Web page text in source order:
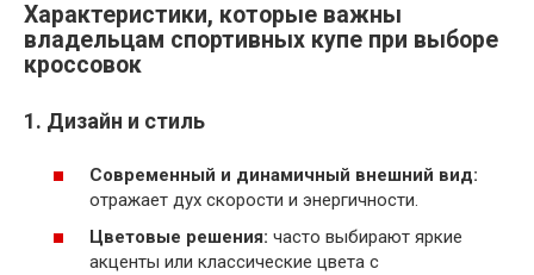
Характеристики, которые важны
владельцам спортивных купе при выборе
кроссовок
1. Дизайн и стиль
Современный и динамичный внешний вид:
отражает дух скорости и энергичности.
Цветовые решения: часто выбирают яркие
акценты или классические цвета с